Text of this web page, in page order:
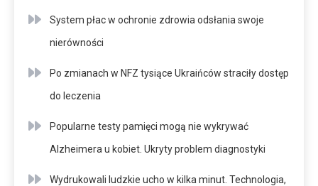
System płac w ochronie zdrowia odsłania swoje
nierówności
Po zmianach w NFZ tysiące Ukraińców straciły dostęp
do leczenia
Popularne testy pamięci mogą nie wykrywać
Alzheimera u kobiet. Ukryty problem diagnostyki
Wydrukowali ludzkie ucho w kilka minut. Technologia,